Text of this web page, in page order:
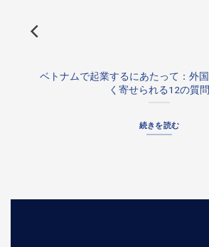
ベトナムで起業するにあたって：外
く寄せられる12の質問
続きを読む